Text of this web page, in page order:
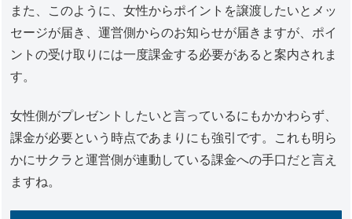
また、このように、女性からポイントを譲渡したいとメッ
セージが届き、運営側からのお知らせが届きますが、ポイ
ントの受け取りには一度課金する必要があると案内されま
す。
女性側がプレゼントしたいと言っているにもかかわらず、
課金が必要という時点であまりにも強引です。これも明ら
かにサクラと運営側が連動している課金への手口だと言え
ますね。